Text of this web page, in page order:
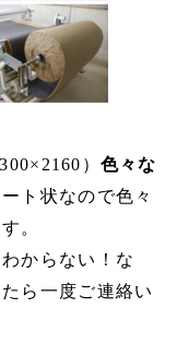
） 色々な
ト状なので色々
。
からない！な
ら一度ご連絡い